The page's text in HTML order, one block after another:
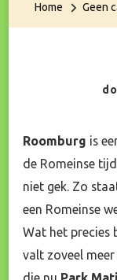
Home Geen
Roomburg is
de Romeinse tijd
niet gek. Zo
een Romeinse
Wat het precies
valt zoveel